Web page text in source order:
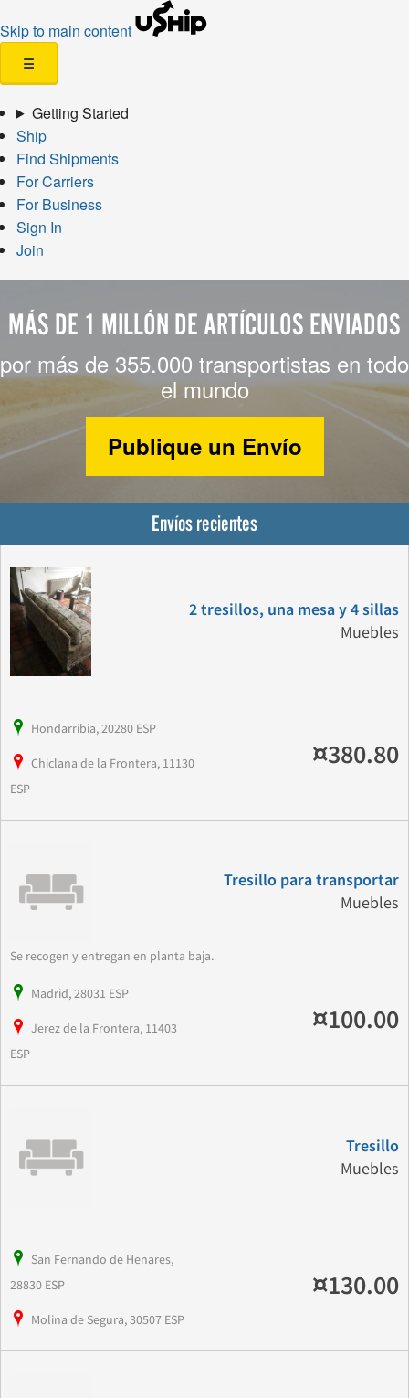
Skip to main content
☰
Getting Started
Ship
Find Shipments
For Carriers
For Business
Sign In
Join
MÁS DE 1 MILLÓN DE ARTÍCULOS ENVIADOS
por más de 355.000 transportistas en todo
el mundo
Publique un Envío
Envíos recientes
2 tresillos, una mesa y 4 sillas
Muebles
Hondarribia, 20280 ESP
Chiclana de la Frontera, 11130
ESP
¤380.80
Tresillo para transportar
Muebles
Se recogen y entregan en planta baja.
Madrid, 28031 ESP
Jerez de la Frontera, 11403
ESP
¤100.00
Tresillo
Muebles
San Fernando de Henares,
28830 ESP
Molina de Segura, 30507 ESP
¤130.00